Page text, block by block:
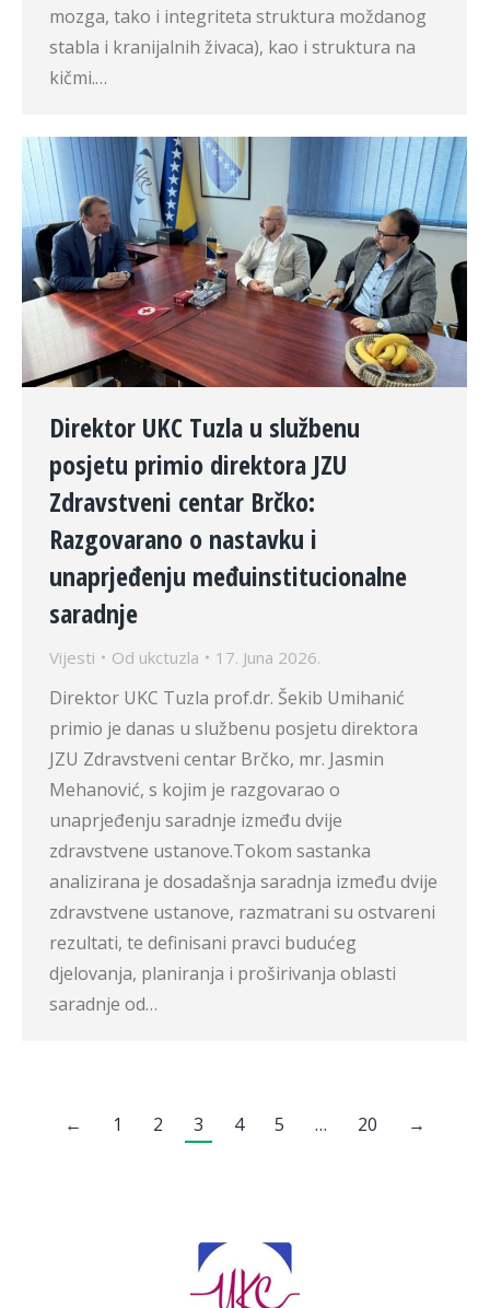
mozga, tako i integriteta struktura moždanog
stabla i kranijalnih živaca), kao i struktura na
kičmi.…
Direktor UKC Tuzla u službenu
posjetu primio direktora JZU
Zdravstveni centar Brčko:
Razgovarano o nastavku i
unaprjeđenju međuinstitucionalne
saradnje
Vijesti Od ukctuzla 17. Juna 2026.
Direktor UKC Tuzla prof.dr. Šekib Umihanić
primio je danas u službenu posjetu direktora
JZU Zdravstveni centar Brčko, mr. Jasmin
Mehanović, s kojim je razgovarao o
unaprjeđenju saradnje između dvije
zdravstvene ustanove.Tokom sastanka
analizirana je dosadašnja saradnja između dvije
zdravstvene ustanove, razmatrani su ostvareni
rezultati, te definisani pravci budućeg
djelovanja, planiranja i proširivanja oblasti
saradnje od…
← 1 2 3 4 5 … 20 →